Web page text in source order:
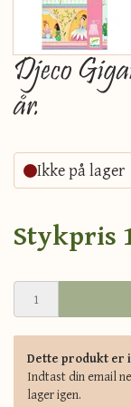
Djeco
år.
Ikke på lager
Stykpris
Dette produkt er
Indtast din email
lager igen.